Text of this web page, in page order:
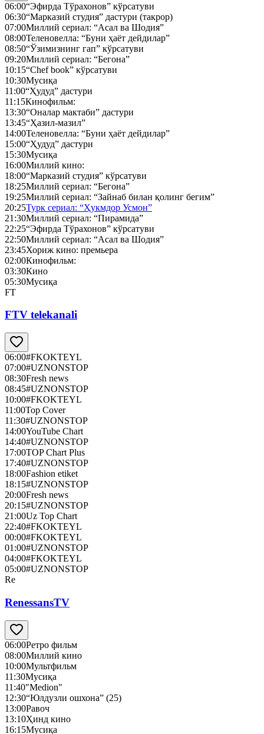
06:00“Эфирда Тўрахонов” кўрсатуви
06:30“Марказий студия” дастури (такрор)
07:00Миллий сериал: “Асал ва Шодия”
08:00Теленовелла: “Буни ҳаёт дейдилар”
08:50“Ўзимизнинг гап” кўрсатуви
09:20Миллий сериал: “Бегона”
10:15“Chef book” кўрсатуви
10:30Мусиқа
11:00“Ҳудуд” дастури
11:15Кинофильм:
13:30“Оналар мактаби” дастури
13:45“Ҳазил-мазил”
14:00Теленовелла: “Буни ҳаёт дейдилар”
15:00“Ҳудуд” дастури
15:30Мусиқа
16:00Миллий кино:
18:00“Марказий студия” кўрсатуви
18:25Миллий сериал: “Бегона”
19:25Миллий сериал: “Зайнаб билан қолинг бегим”
20:25Турк сериал: “Ҳукмдор Усмон”
21:30Миллий сериал: “Пирамида”
22:25“Эфирда Тўрахонов” кўрсатуви
22:50Миллий сериал: “Асал ва Шодия”
23:45Хориж кино: премьера
02:00Кинофильм:
03:30Кино
05:30Мусиқа
FT
FTV telekanali
06:00#FKOKTEYL
07:00#UZNONSTOP
08:30Fresh news
08:45#UZNONSTOP
10:00#FKOKTEYL
11:00Top Cover
11:30#UZNONSTOP
14:00YouTube Chart
14:40#UZNONSTOP
17:00TOP Chart Plus
17:40#UZNONSTOP
18:00Fashion etiket
18:15#UZNONSTOP
20:00Fresh news
20:15#UZNONSTOP
21:00Uz Top Chart
22:40#FKOKTEYL
00:00#FKOKTEYL
01:00#UZNONSTOP
04:00#FKOKTEYL
05:00#UZNONSTOP
Re
RenessansTV
06:00Ретро фильм
08:00Миллий кино
10:00Мультфильм
11:30Мусиқа
11:40"Medion"
12:30“Юлдузли ошхона” (25)
13:00Равоч
13:10Ҳинд кино
16:15Мусиқа